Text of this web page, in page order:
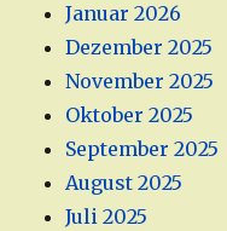
Januar 2026
Dezember 2025
November 2025
Oktober 2025
September 2025
August 2025
Juli 2025